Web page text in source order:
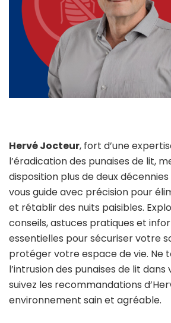
Hervé Jocteur, fort d’une
l’éradication des punaises de lit,
disposition plus de deux
vous guide avec précision pour
et rétablir des nuits paisibles.
conseils, astuces pratiques et
essentielles pour sécuriser votre
protéger votre espace de vie. Ne
l’intrusion des punaises de lit
suivez les recommandations
environnement sain et agréable.